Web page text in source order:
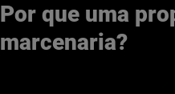
Por que uma
marcenaria?